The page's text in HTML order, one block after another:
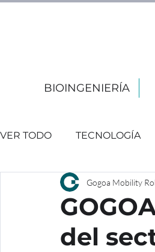
BIOINGENIERÍA
VER TODO TECNOLOGÍA
EVENTOS
del
Gogoa Mobility